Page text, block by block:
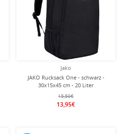
Jako
JAKO Rucksack One - schwarz -
30x15x45 cm - 20 Liter
15,50€
13,95€